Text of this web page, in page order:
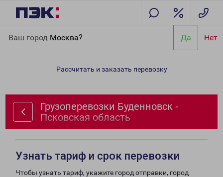
Ваш город Москва? Да Нет
Псковская область
Рассчитать и заказать перевозку
Грузоперевозки Буденновск -
Псковская область
Узнать тариф и срок перевозки
Чтобы узнать тариф, укажите город отправки, город